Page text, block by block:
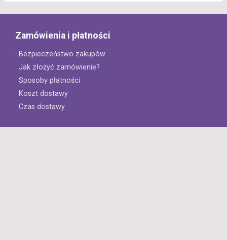
Zamówienia i płatności
· Bezpieczeństwo zakupów
· Jak złożyć zamówienie?
· Sposoby płatności
· Koszt dostawy
· Czas dostawy